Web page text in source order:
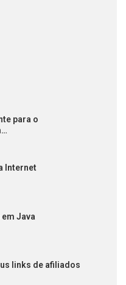
para o
Internet
Java
links de afiliados